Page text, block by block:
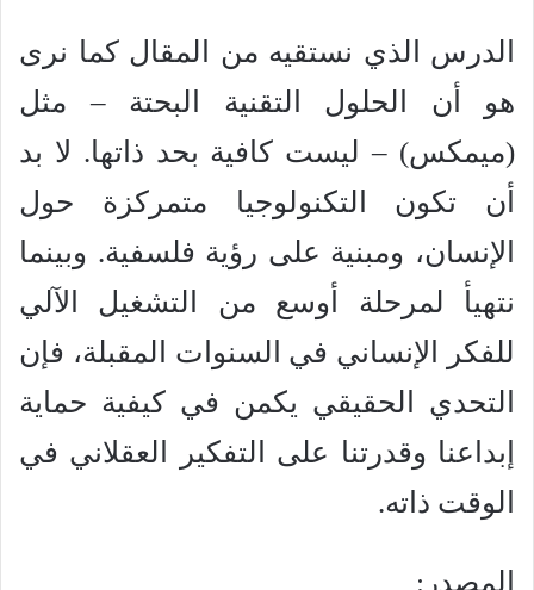
الدرس الذي نستقيه من المقال كما نرى
هو أن الحلول التقنية البحتة – مثل
(ميمكس) – ليست كافية بحد ذاتها. لا بد
أن تكون التكنولوجيا متمركزة حول
الإنسان، ومبنية على رؤية فلسفية. وبينما
نتهيأ لمرحلة أوسع من التشغيل الآلي
للفكر الإنساني في السنوات المقبلة، فإن
التحدي الحقيقي يكمن في كيفية حماية
إبداعنا وقدرتنا على التفكير العقلاني في
الوقت ذاته.
المصدر: